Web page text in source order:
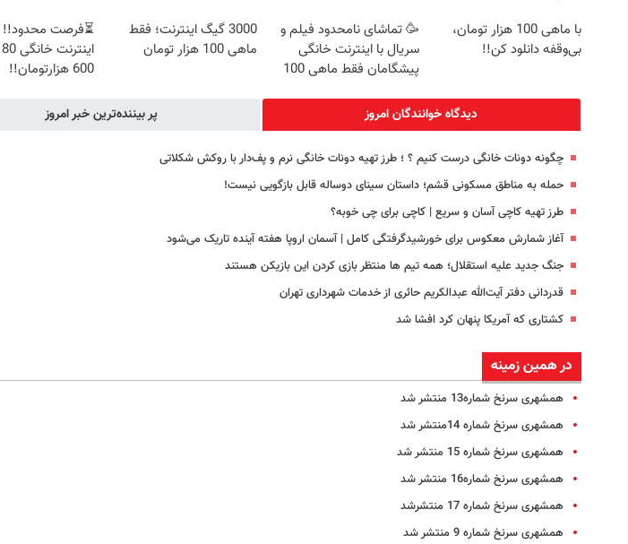
با ماهی 100 هزار تومان،
بی‌وقفه دانلود کن!!
🥳 تماشای نامحدود فیلم و
سریال با اینترنت خانگی
پیشگامان فقط ماهی 100
3000 گیگ اینترنت؛ فقط
ماهی 100 هزار تومان
600 هزارتومان!!
دیدگاه خوانندگان امروز پر بیننده‌ترین خبر امروز
چگونه دونات خانگی درست کنیم ؟ ؛ طرز تهیه دونات خانگی نرم و پف‌دار با روکش شکلاتی
حمله به مناطق مسکونی قشم؛ داستان سینای دوساله قابل بازگویی نیست!
طرز تهیه کاچی آسان و سریع | کاچی برای چی خوبه؟
آغاز شمارش معکوس برای خورشیدگرفتگی کامل | آسمان اروپا هفته آینده تاریک می‌شود
جنگ جدید علیه استقلال؛ همه تیم ها منتظر بازی کردن این بازیکن هستند
قدردانی دفتر آیت‌الله عبدالکریم حائری از خدمات شهرداری تهران
کشتاری که آمریکا پنهان کرد افشا شد
در همین زمینه
همشهری سرنخ شماره13 منتشر شد
همشهری سرنخ شماره 14منتشر شد
همشهری سرنخ شماره 15 منتشر شد
همشهری سرنخ شماره16 منتشر شد
همشهری سرنخ شماره 17 منتشرشد
همشهری سرنخ شماره 9 منتشر شد